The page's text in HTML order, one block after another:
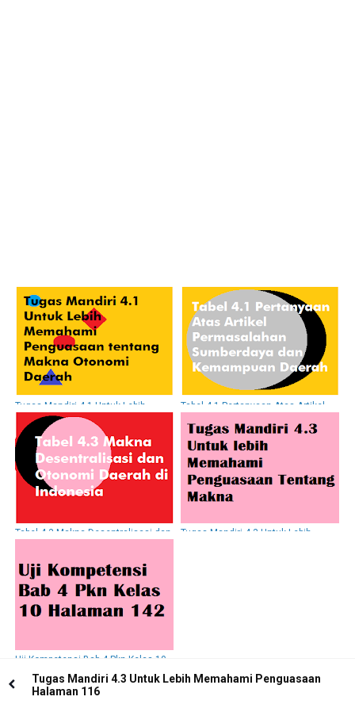
Tugas Mandiri 4.1 Untuk Lebih
Memahami Penguasaan tentang
Makna Otonomi Daerah
Tabel 4.1 Pertanyaan Atas Artikel
Kemampuan Daerah
Tabel 4.3 Makna Desentralisasi dan
Tugas Mandiri 4.3 Untuk Lebih
Uji Kompetensi Bab 4 Pkn Kelas 10
Tugas Mandiri 4.3 Untuk Lebih Memahami Penguasaan
Halaman 116